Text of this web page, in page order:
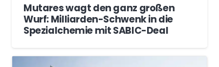
Mutares wagt den ganz großen
Wurf: Milliarden-Schwenk in die
Spezialchemie mit SABIC-Deal